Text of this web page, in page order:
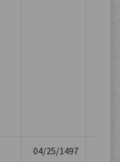
04/25/1497